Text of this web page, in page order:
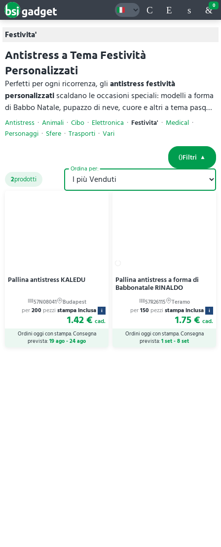
0
Festivita'
Antistress a Tema Festività
Personalizzati
Perfetti per ogni ricorrenza, gliantistress festività
personalizzatiscaldano le occasioni speciali: modelli a forma
di Babbo Natale, pupazzo di neve, cuore e altri a tema pasqua
o halloween. Tutti i prodotti sono creati in schiuma di
poliuretano PU morbida, in tanti colori. Simpatici e stagionali,
promuovono il brand con allegria. Con logo stampato, sono
antistress
trovi materiali e specifiche tecniche complete, con
prezzi online.
Antistress Animali Cibo Elettronica Festivita'
Medical
Personaggi
Sfere Trasporti Vari
Filtri
2prodotti
Ordina per:
Pallina antistress KALEDU
per200 pezzi stampa inclusa i
1.42 € cad.
Ordini oggi con stampa. Consegna
prevista:19 ago - 24 ago
Pallina antistress a forma di
Babbonatale RINALDO
per150 pezzi stampa inclusa i
1.75 € cad.
Ordini oggi con stampa. Consegna
prevista:1 set - 8 set